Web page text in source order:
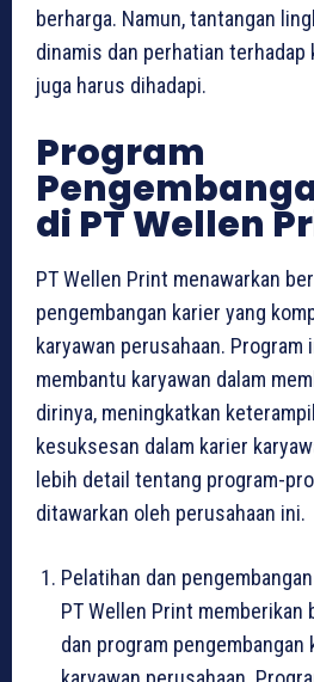
berharga. Namun, tantangan
dinamis dan perhatian terhadap
juga harus dihadapi.
Program
di PT Wellen
PT Wellen Print menawarkan
pengembangan karier yang
karyawan perusahaan.
membantu karyawan dalam
dirinya, meningkatkan
kesuksesan dalam karier
lebih detail tentang program-
ditawarkan oleh perusahaan ini.
Pelatihan dan
PT Wellen Print memberikan
dan program pengembangan